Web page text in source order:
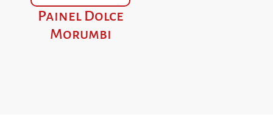
Painel Dolce
Morumbi